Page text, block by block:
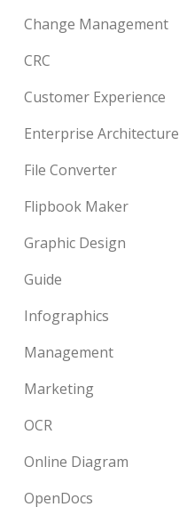
Change Management
CRC
Customer Experience
Enterprise Architecture
File Converter
Flipbook Maker
Graphic Design
Guide
Infographics
Management
Marketing
OCR
Online Diagram
OpenDocs